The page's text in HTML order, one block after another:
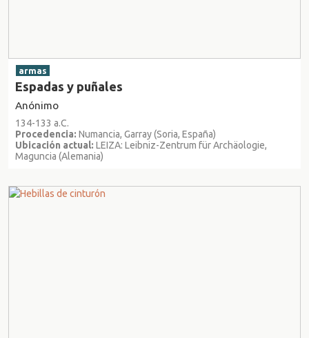
armas
Espadas y puñales
Anónimo
134-133 a.C.
Procedencia: Numancia, Garray (Soria, España)
Ubicación actual: LEIZA: Leibniz-Zentrum für Archäologie,
Maguncia (Alemania)